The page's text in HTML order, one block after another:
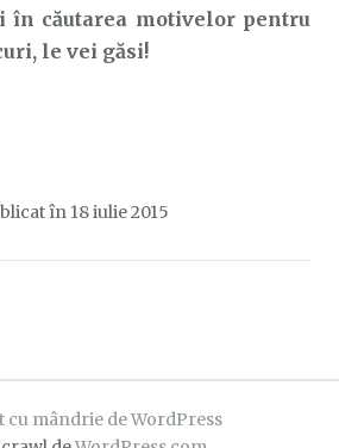
în căutarea motivelor pentru
le vei găsi!
în 18 iulie 2015
cu mândrie de WordPress